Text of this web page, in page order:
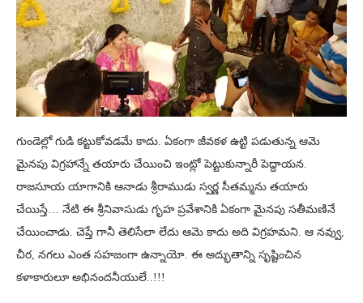
గుండెల్లో గుడి కట్టుకోవడమే కాదు. ఏకంగా జీవకళ ఉట్టి పడుతున్న ఆమె
మైనపు విగ్రహాన్నే తయారు చేయించి ఇంట్లో పెట్టుకున్నారీ పెద్దాయన.
రాజసూయ యాగానికి ఆనాడు శ్రీరాముడు స్వర్ణ సీతమ్మను తయారు
చేయిస్తే… నేటి ఈ శ్రీనివాసుడు గృహ ప్రవేశానికి ఏకంగా మైనపు సతీమణినే
చేయించాడు. చెప్తే గానీ తెలిసేలా లేదు ఆమె కాదు అది విగ్రహమని. ఆ నవ్వు,
చీర, నగలు ఎంత సహజంగా ఉన్నాయో. ఈ అద్భుతాన్ని సృష్టించిన
కళాకారులూ అభినందనీయులే..!!!